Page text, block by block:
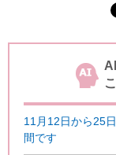
11月12日から25
間です